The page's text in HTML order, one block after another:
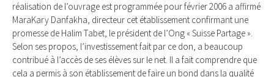
réalisation de l’ouvrage est programmée pour février 2006 a affirmé
MaraKary Danfakha, directeur cet établissement confirmant une
promesse de Halim Tabet, le président de l’Ong « Suisse Partage ».
Selon ses propos, l’investissement fait par ce don, a beaucoup
contribué à l’accès de ses élèves sur le net. Il a fait comprendre que
cela a permis à son établissement de faire un bond dans la qualité